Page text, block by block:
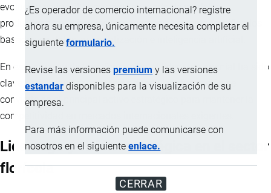
¿Es operador de comercio internacional? registre
ahora su empresa, únicamente necesita completar el
siguienteformulario.
Revise las versionespremium y las versiones
estandar disponibles para la visualización de su
empresa.
Para más información puede comunicarse con
nosotros en el siguienteenlace.
CERRAR
evolución en los últimos años, pasando de modelos
productivos tradicionales a esquemas altamente tecnificados
basados en datos, automatización e inteligencia artificial.
En este proceso detransformación, el liderazgo gremial ha sido
clave para impulsar una visión donde la información se
convierte en el principal activo estratégico para mantener la
competitividad en mercados internacionales exigentes.
Liderazgo y visión estratégica en el sector
florícola